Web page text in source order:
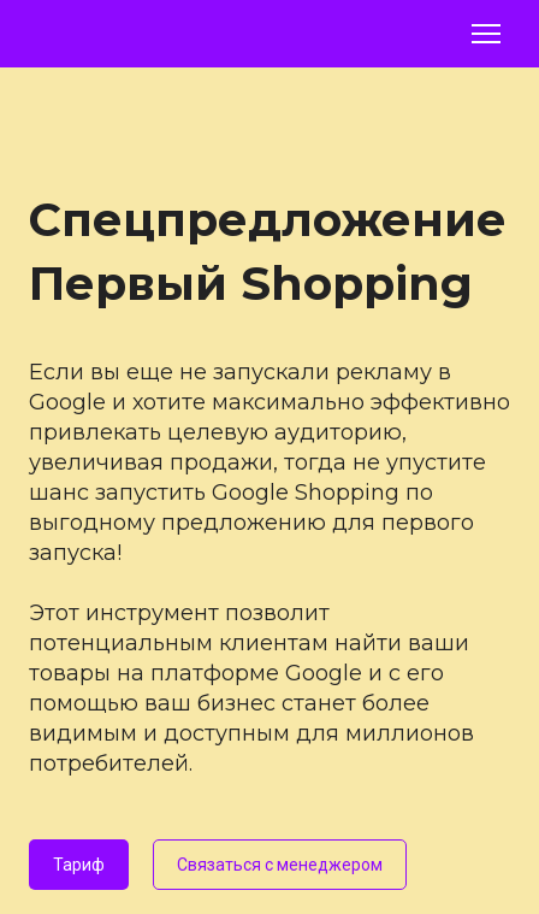
Спецпредложение
Первый Shopping
Если вы еще не запускали рекламу в
Google и хотите максимально эффективно
привлекать целевую аудиторию,
увеличивая продажи, тогда не упустите
шанс запустить Google Shopping по
выгодному предложению для первого
запуска!
Этот инструмент позволит
потенциальным клиентам найти ваши
товары на платформе Google и с его
помощью ваш бизнес станет более
видимым и доступным для миллионов
потребителей.
Тариф Связаться с менеджером